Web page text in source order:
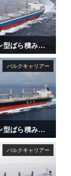
3万4千トン型ばら積み運搬船「ANDREA ENTERPRISE」
3万4千トン型ばら積み運搬船「AFRICAN HERON」